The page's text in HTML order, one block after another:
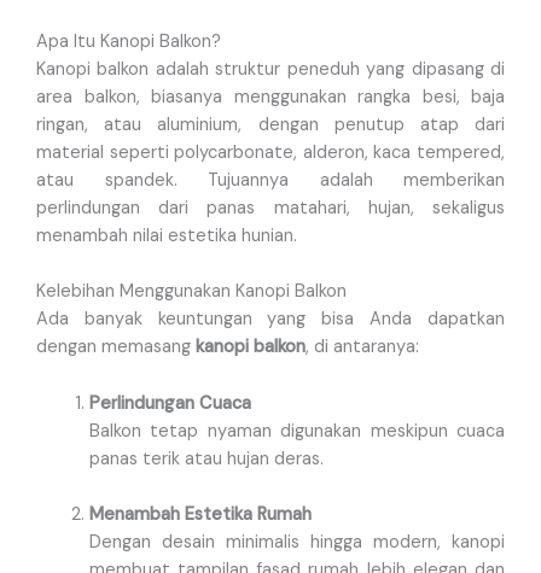
Apa Itu Kanopi Balkon?
Kanopi balkon adalah struktur peneduh yang dipasang di
area balkon, biasanya menggunakan rangka besi, baja
ringan, atau aluminium, dengan penutup atap dari
material seperti polycarbonate, alderon, kaca tempered,
atau spandek. Tujuannya adalah memberikan
perlindungan dari panas matahari, hujan, sekaligus
menambah nilai estetika hunian.
Kelebihan Menggunakan Kanopi Balkon
Ada banyak keuntungan yang bisa Anda dapatkan
dengan memasang kanopi balkon, di antaranya:
Perlindungan Cuaca
Balkon tetap nyaman digunakan meskipun cuaca
panas terik atau hujan deras.
Menambah Estetika Rumah
Dengan desain minimalis hingga modern, kanopi